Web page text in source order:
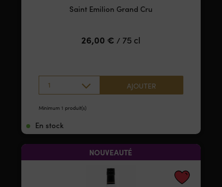
Saint Emilion Grand Cru
26,00 € / 75 cl
1 AJOUTER
Minimum 1 produit(s)
En stock
NOUVEAUTÉ